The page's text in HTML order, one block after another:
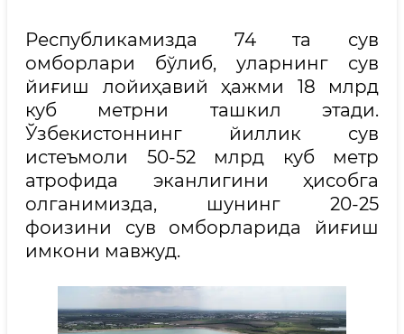
Республикамизда 74 та сув
омборлари бўлиб, уларнинг сув
йиғиш лойиҳавий ҳажми 18 млрд
куб метрни ташкил этади.
Ўзбекистоннинг йиллик сув
истеъмоли 50-52 млрд куб метр
атрофида эканлигини ҳисобга
олганимизда, шунинг 20-25
фоизини сув омборларида йиғиш
имкони мавжуд.